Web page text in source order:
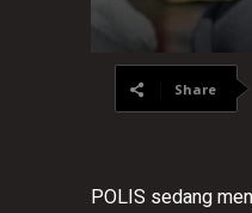
Share
POLIS sedang